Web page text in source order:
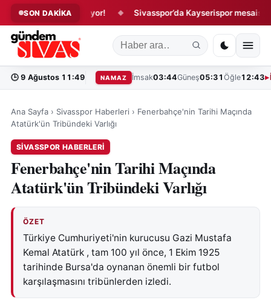
SON DAKİKA
o çalışıyor! ◆ Sivasspor’da Kayserispor mesaisi
🕒 9 Ağustos 11:49 NAMAZ İmsak03:44Güneş05:31 Öğle12:43
Ana Sayfa › Sivasspor Haberleri › Fenerbahçe'nin Tarihi Maçında
Atatürk'ün Tribündeki Varlığı
SIVASSPOR HABERLERI
Fenerbahçe'nin Tarihi Maçında
Atatürk'ün Tribündeki Varlığı
ÖZET
Türkiye Cumhuriyeti'nin kurucusu Gazi Mustafa
Kemal Atatürk , tam 100 yıl önce, 1 Ekim 1925
tarihinde Bursa'da oynanan önemli bir futbol
karşılaşmasını tribünlerden izledi.